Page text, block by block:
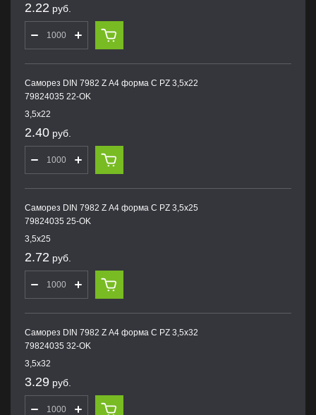
2.22 руб.
Саморез DIN 7982 Z А4 форма С PZ 3,5х22
79824035 22-OK
3,5х22
2.40 руб.
Саморез DIN 7982 Z А4 форма С PZ 3,5х25
79824035 25-OK
3,5х25
2.72 руб.
Саморез DIN 7982 Z А4 форма С PZ 3,5х32
79824035 32-OK
3,5х32
3.29 руб.